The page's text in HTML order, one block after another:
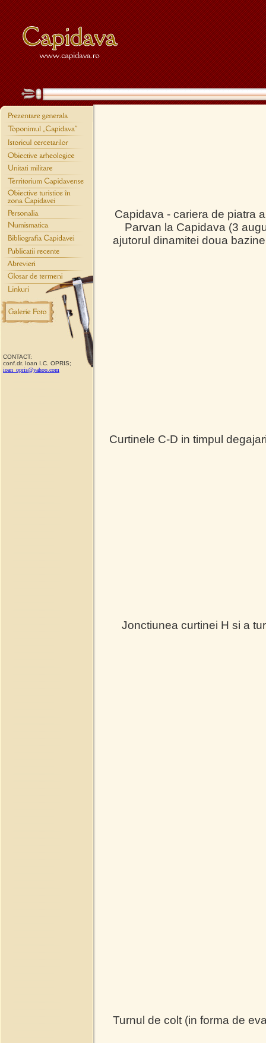
CONTACT:
conf.dr. Ioan I.C. OPRIS;
ioan_opris@yahoo.com
Capidava - cariera de piatra
Parvan la Capidava (3
ajutorul dinamitei doua
Curtinele C-D in timpul
Jonctiunea curtinei H si a
Turnul de colt (in forma de